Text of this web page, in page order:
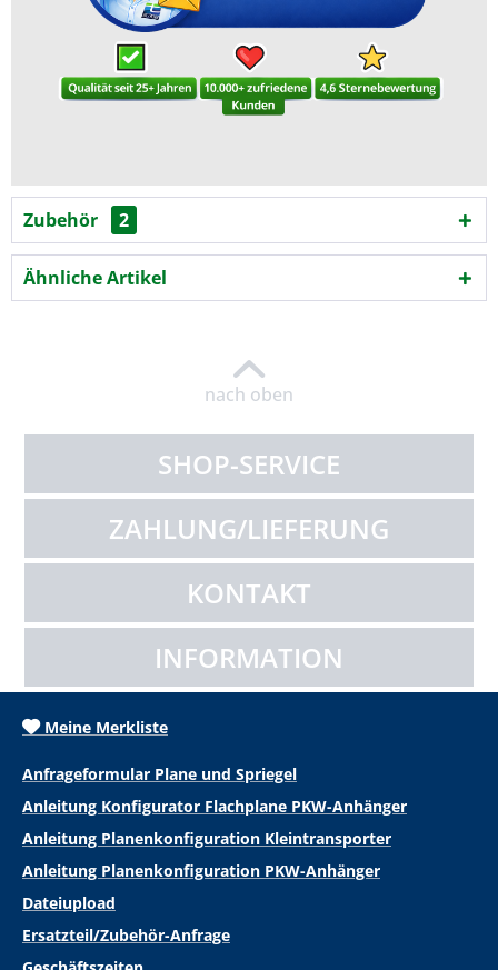
Zubehör 2
Ähnliche Artikel
nach oben
SHOP-SERVICE
ZAHLUNG/LIEFERUNG
KONTAKT
INFORMATION
Meine Merkliste
Anfrageformular Plane und Spriegel
Anleitung Konfigurator Flachplane PKW-Anhänger
Anleitung Planenkonfiguration Kleintransporter
Anleitung Planenkonfiguration PKW-Anhänger
Dateiupload
Ersatzteil/Zubehör-Anfrage